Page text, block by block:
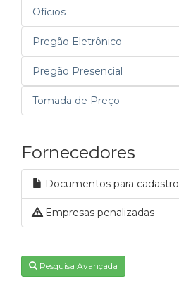
Ofícios
Pregão Eletrônico
Pregão Presencial
Tomada de Preço
Fornecedores
Documentos para cadastro
Empresas penalizadas
Pesquisa Avançada